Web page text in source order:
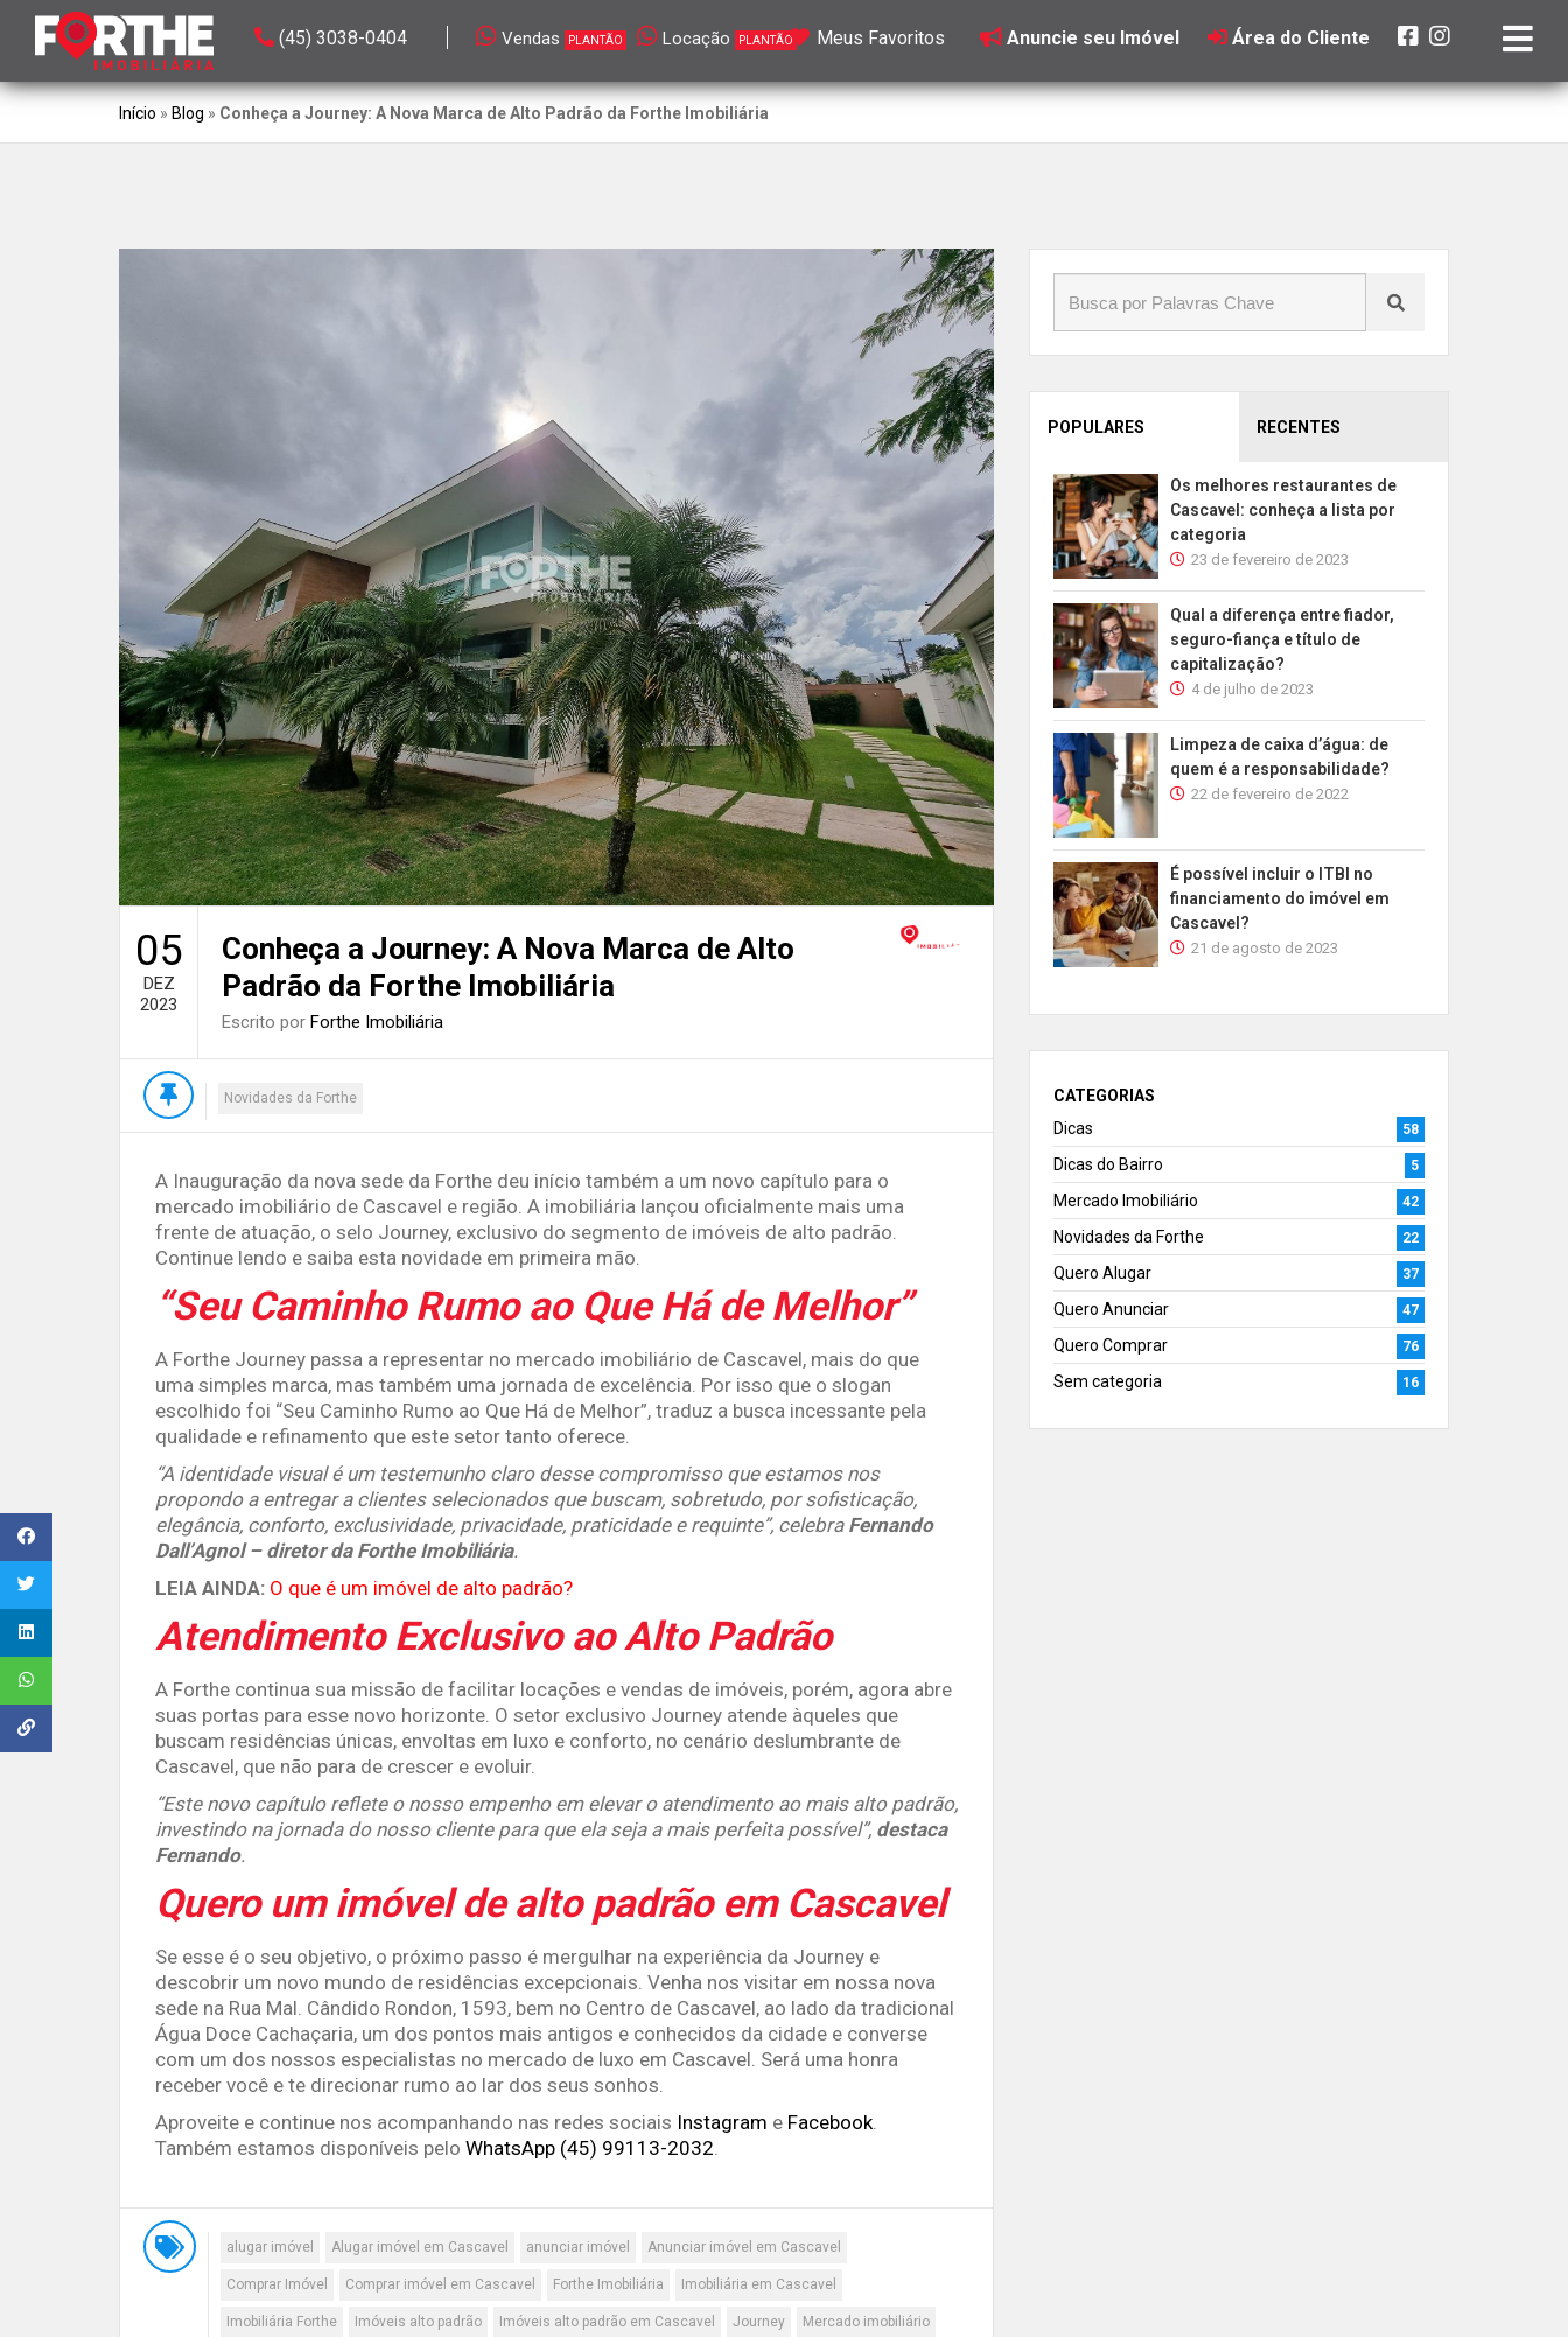
(45) 3038-0404 Vendas PLANTÃO Locação PLANTÃO Meus Favoritos Anuncie seu Imóvel Área do Cliente
Início » Blog » Conheça a Journey: A Nova Marca de Alto Padrão da Forthe Imobiliária
05
DEZ
2023
Conheça a Journey: A Nova Marca de Alto
Padrão da Forthe Imobiliária
Escrito por Forthe Imobiliária
Novidades da Forthe
A Inauguração da nova sede da Forthe deu início também a um novo capítulo para o
mercado imobiliário de Cascavel e região. A imobiliária lançou oficialmente mais uma
frente de atuação, o selo Journey, exclusivo do segmento de imóveis de alto padrão.
Continue lendo e saiba esta novidade em primeira mão.
“Seu Caminho Rumo ao Que Há de Melhor”
A Forthe Journey passa a representar no mercado imobiliário de Cascavel, mais do que
uma simples marca, mas também uma jornada de excelência. Por isso que o slogan
escolhido foi “Seu Caminho Rumo ao Que Há de Melhor”, traduz a busca incessante pela
qualidade e refinamento que este setor tanto oferece.
“A identidade visual é um testemunho claro desse compromisso que estamos nos
propondo a entregar a clientes selecionados que buscam, sobretudo, por sofisticação,
elegância, conforto, exclusividade, privacidade, praticidade e requinte”, celebra Fernando
Dall’Agnol – diretor da Forthe Imobiliária.
LEIA AINDA: O que é um imóvel de alto padrão?
Atendimento Exclusivo ao Alto Padrão
A Forthe continua sua missão de facilitar locações e vendas de imóveis, porém, agora abre
suas portas para esse novo horizonte. O setor exclusivo Journey atende àqueles que
buscam residências únicas, envoltas em luxo e conforto, no cenário deslumbrante de
Cascavel, que não para de crescer e evoluir.
“Este novo capítulo reflete o nosso empenho em elevar o atendimento ao mais alto padrão,
investindo na jornada do nosso cliente para que ela seja a mais perfeita possível”, destaca
Fernando.
Quero um imóvel de alto padrão em Cascavel
Se esse é o seu objetivo, o próximo passo é mergulhar na experiência da Journey e
descobrir um novo mundo de residências excepcionais. Venha nos visitar em nossa nova
sede na Rua Mal. Cândido Rondon, 1593, bem no Centro de Cascavel, ao lado da tradicional
Água Doce Cachaçaria, um dos pontos mais antigos e conhecidos da cidade e converse
com um dos nossos especialistas no mercado de luxo em Cascavel. Será uma honra
receber você e te direcionar rumo ao lar dos seus sonhos.
Aproveite e continue nos acompanhando nas redes sociais Instagram e Facebook
Também estamos disponíveis pelo WhatsApp (45) 99113-2032
alugar imóvel Alugar imóvel em Cascavel anunciar imóvel Anunciar imóvel em Cascavel
Comprar Imóvel Comprar imóvel em Cascavel Forthe Imobiliária Imobiliária em Cascavel
Imobiliária Forthe Imóveis alto padrão Imóveis alto padrão em Cascavel Journey Mercado imobiliário
POPULARES RECENTES
Os melhores restaurantes de
Cascavel: conheça a lista por
categoria
23 de fevereiro de 2023
Qual a diferença entre fiador,
seguro-fiança e título de
capitalização?
4 de julho de 2023
Limpeza de caixa d’água: de
quem é a responsabilidade?
22 de fevereiro de 2022
É possível incluir o ITBI no
financiamento do imóvel em
Cascavel?
21 de agosto de 2023
CATEGORIAS
Dicas
58
Dicas do Bairro 5
Mercado Imobiliário 42
Novidades da Forthe 22
Quero Alugar 37
Quero Anunciar 47
Quero Comprar 76
Sem categoria 16